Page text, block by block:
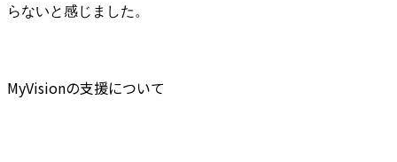
らないと感じました。
MyVisionの支援について